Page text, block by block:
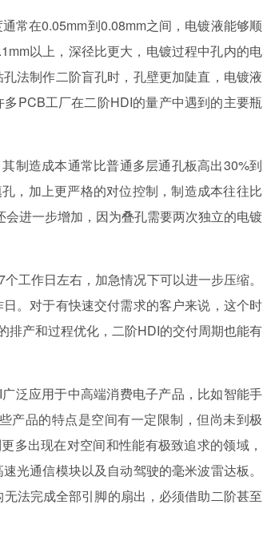
常在0.05mm到0.08mm之间，电镀液能够顺
以上，深径比更大，电镀过程中孔内的电
法制作二阶盲孔时，孔壁更加陡直，电镀液
PCB工厂在二阶HDI的量产中遇到的主要瓶
制造成本通常比普通多层通孔板高出30%到
，加上更严格的对位控制，制造成本往往比
进一步增加，因为叠孔需要两次独立的电镀
工作日左右，加急情况下可以进一步压缩。
。对于有快速交付需求的客户来说，这个时
排产和过程优化，二阶HDI的交付周期也能有
泛应用于中高端消费电子产品，比如智能手
产品的特点是空间有一定限制，但尚未到极
多出现在对空间和性能有极致追求的领域，
光通信模块以及自动驾驶的毫米波雷达板。
法完成全部引脚的扇出，必须借助二阶甚至